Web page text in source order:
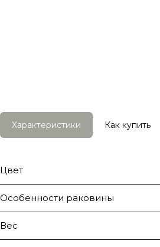
Характеристики Как купить
Цвет
Особенности раковины
Вес